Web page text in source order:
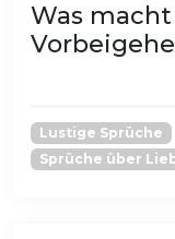
Was
Lustige Sprüche
Sprüche über